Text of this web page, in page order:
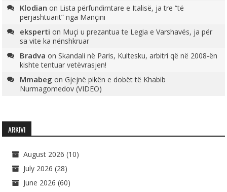
Klodian on Lista përfundimtare e Italisë, ja tre “të
përjashtuarit” nga Mançini
eksperti on Muçi u prezantua te Legia e Varshavës, ja për
sa vite ka nënshkruar
Bradva onSkandali në Paris, Kultesku, arbitri që në 2008-ën
kishte tentuar vetëvrasjen!
Mmabeg onGjejnë pikën e dobët të Khabib
Nurmagomedov (VIDEO)
ARKIVI
August 2026 (10)
July 2026 (28)
June 2026 (60)